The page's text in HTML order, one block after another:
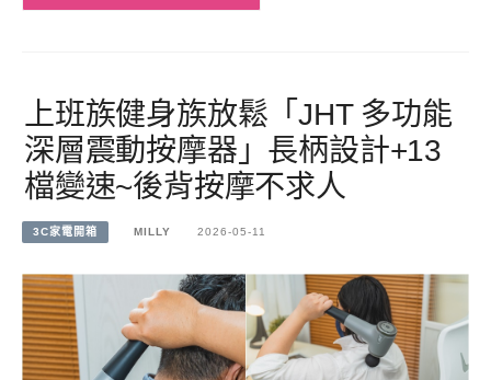
上班族健身族放鬆「JHT 多功能
深層震動按摩器」長柄設計+13
檔變速~後背按摩不求人
3C家電開箱 MILLY 2026-05-11